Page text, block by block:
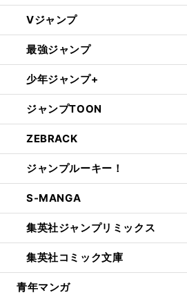
Vジャンプ
最強ジャンプ
少年ジャンプ+
ジャンプTOON
ZEBRACK
ジャンプルーキー！
S-MANGA
集英社ジャンプリミックス
集英社コミック文庫
青年マンガ